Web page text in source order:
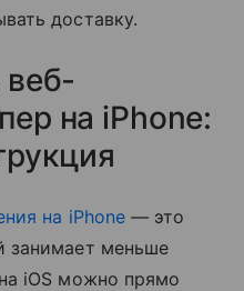
доставку.
веб-
на iPhone:
на iPhone— это
занимает меньше
iOS можно прямо